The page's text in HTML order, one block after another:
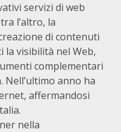
servizi di web
l’altro, la
di contenuti
visibilità nel Web,
complementari
Nell’ultimo anno ha
affermandosi
nella